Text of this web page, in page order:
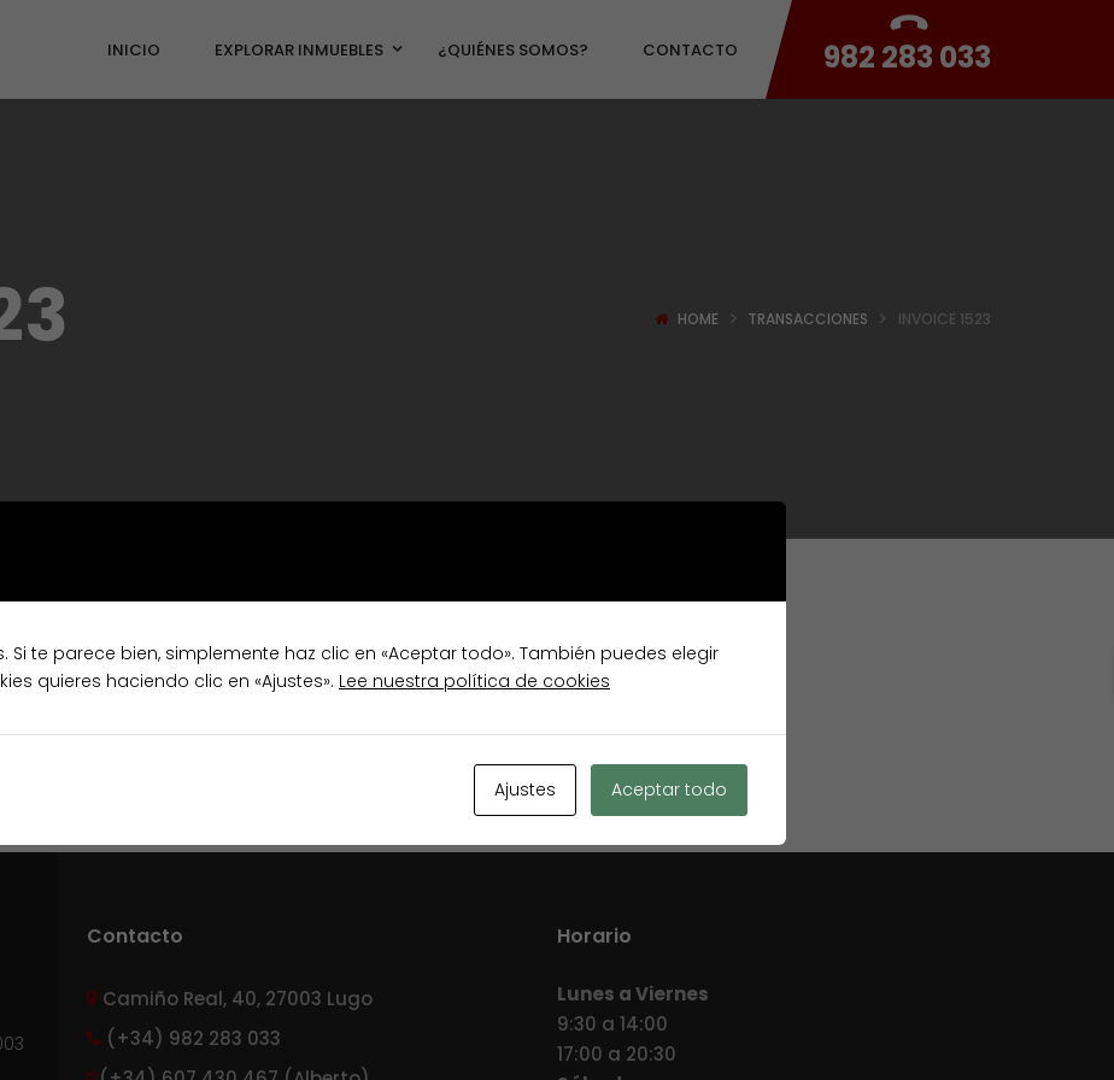
INICIO EXPLORAR INMUEBLES ¿QUIÉNES SOMOS? CONTACTO 982 283 033
HOME TRANSACCIONES INVOICE 1523
Contacto
Camiño Real, 40, 27003 Lugo
(+34) 982 283 033
Horario
Lunes a Viernes
9:30 a 14:00
17:00 a 20:30
Si te parece bien, simplemente haz clic en «Aceptar todo». También puedes elegir
quieres haciendo clic en «Ajustes». Lee nuestra política de cookies
Ajustes Aceptar todo